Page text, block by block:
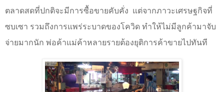
ตลาดสดที่ปกติจะมีการซื้อขายคับคั่ง แต่จากภาวะเศรษฐกิจที่
ซบเซา รวมถึงการแพร่ระบาดของโควิด ทำให้ไม่มีลูกค้ามาจับ
จ่ายมากนัก พ่อค้าแม่ค้าหลายรายต้องยุติการค้าขายไปทันที